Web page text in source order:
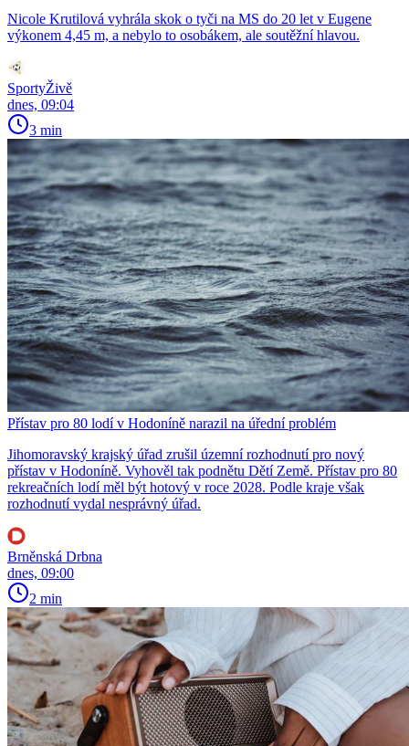
Nicole Krutilová vyhrála skok o tyči na MS do 20 let v Eugene
výkonem 4,45 m, a nebylo to osobákem, ale soutěžní hlavou.
SportyŽivě
dnes, 09:04
3 min
Přístav pro 80 lodí v Hodoníně narazil na úřední problém
Jihomoravský krajský úřad zrušil územní rozhodnutí pro nový
přístav v Hodoníně. Vyhověl tak podnětu Dětí Země. Přístav pro 80
rekreačních lodí měl být hotový v roce 2028. Podle kraje však
rozhodnutí vydal nesprávný úřad.
Brněnská Drbna
dnes, 09:00
2 min